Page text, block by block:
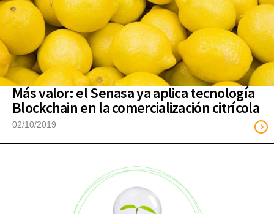
Más valor: el Senasa ya aplica tecnología
Blockchain en la comercialización citrícola
02/10/2019